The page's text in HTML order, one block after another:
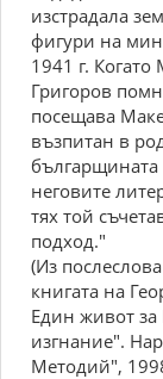
изстрадала
фигури на
1941 г.
Григоров
посещава
възпитан в
българщината
неговите
тях той
подход."
(Из
книгата на
Един живот за
изгнание".
Методий",